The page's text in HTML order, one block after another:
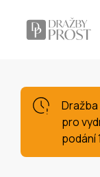
pro
podání